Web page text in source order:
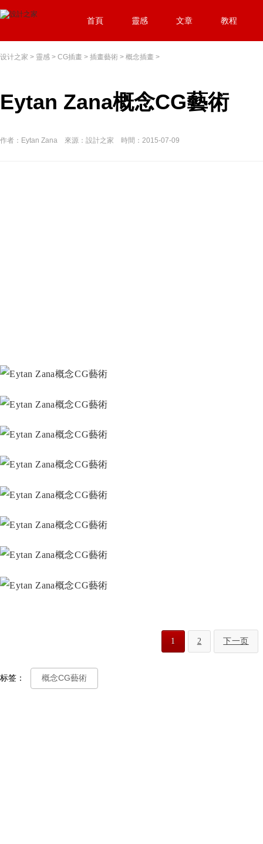
首頁 靈感 文章 教程
设计之家 > 靈感 > CG插畫 > 插畫藝術 > 概念插畫 >
Eytan Zana概念CG藝術
作者：Eytan Zana 來源：設計之家 時間：2015-07-09
1 2 下一页
标签： 概念CG藝術